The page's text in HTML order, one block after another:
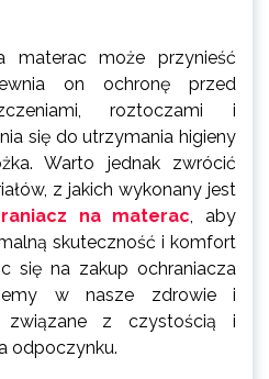
materac może przynieść
on ochronę przed
roztoczami i
się do utrzymania higieny
Warto jednak zwrócić
z jakich wykonany jest
na materac, aby
skuteczność i komfort
się na zakup ochraniacza
w nasze zdrowie i
związane z czystością i
odpoczynku.